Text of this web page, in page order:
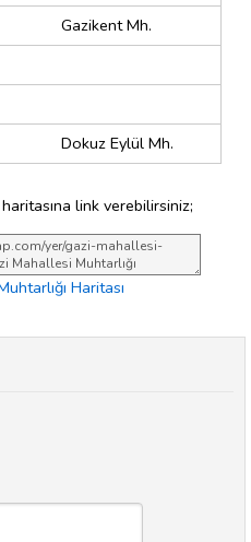
Gazikent Mh.
Dokuz Eylül Mh.
link verebilirsiniz;
Haritası